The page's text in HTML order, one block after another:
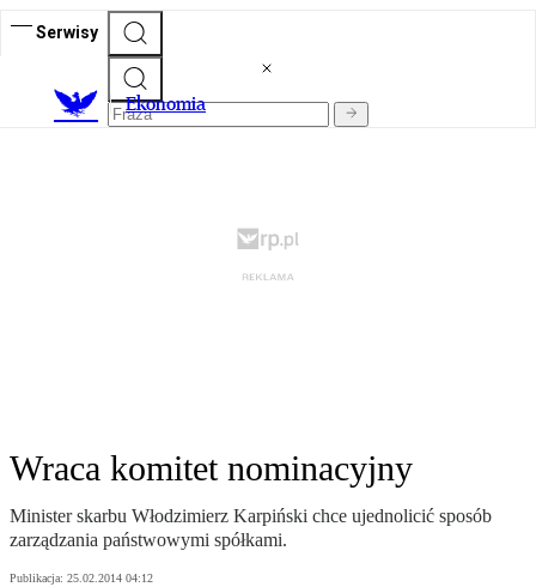
Serwisy
Ekonomia
Wraca komitet nominacyjny
Minister skarbu Włodzimierz Karpiński chce ujednolicić sposób
zarządzania państwowymi spółkami.
Publikacja: 25.02.2014 04:12